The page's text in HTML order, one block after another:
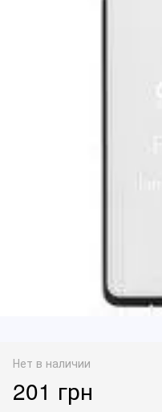
Нет в наличии
201 грн